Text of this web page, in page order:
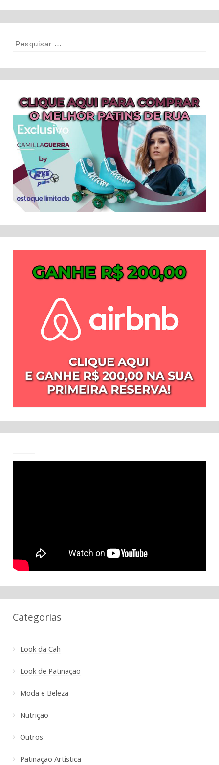
Categorias
Look da Cah
Look de Patinação
Moda e Beleza
Nutrição
Outros
Patinação Artística